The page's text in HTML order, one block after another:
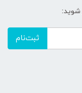
شوید:
ثبت‌نام